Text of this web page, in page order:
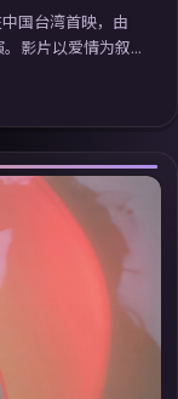
国台湾首映，由
影片以爱情为叙
影与配乐强化地
剧在线看」延展
。